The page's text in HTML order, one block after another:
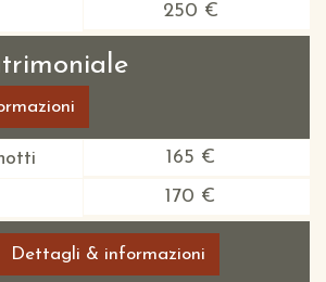
250 €
165 €
170 €
Dettagli & informazioni